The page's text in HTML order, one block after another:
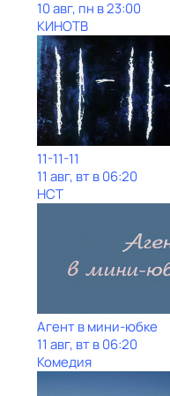
10 авг, пн в 23:00
КИНОТВ
11-11-11
11 авг, вт в 06:20
НСТ
Агент в мини-юбке
11 авг, вт в 06:20
Комедия